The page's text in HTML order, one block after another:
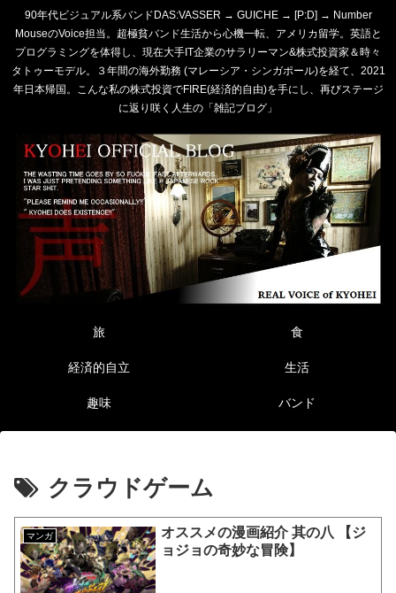
90年代ビジュアル系バンドDAS:VASSER → GUICHE → [P:D] → Number
MouseのVoice担当。超極貧バンド生活から心機一転、アメリカ留学。英語と
プログラミングを体得し、現在大手IT企業のサラリーマン&株式投資家＆時々
タトゥーモデル。３年間の海外勤務 (マレーシア・シンガポール)を経て、2021
年日本帰国。こんな私の株式投資でFIRE(経済的自由)を手にし、再びステージ
に返り咲く人生の「雑記ブログ」
旅 食
経済的自立 生活
趣味 バンド
クラウドゲーム
マンガ
オススメの漫画紹介 其の八 【ジ
ョジョの奇妙な冒険】